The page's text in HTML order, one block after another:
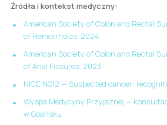
Źródła i kontekst medyczny:
American Society of Colon and Rectal
of Hemorrhoids, 2024
American Society of Colon and Rectal
of Anal Fissures, 2023
NICE NG12 — Suspected cancer:
Wyspa Medycyny Przyjaznej —
w Gdańsku